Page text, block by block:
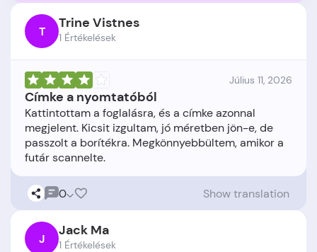
T Trine Vistnes
1 Értékelések
Július 11, 2026
Címke a nyomtatóból
Kattintottam a foglalásra, és a címke azonnal
megjelent. Kicsit izgultam, jó méretben jön-e, de
passzolt a borítékra. Megkönnyebbültem, amikor a
0 Show translation
J Jack Ma
1 Értékelések